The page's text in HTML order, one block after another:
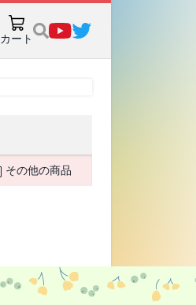
カート
その他の商品